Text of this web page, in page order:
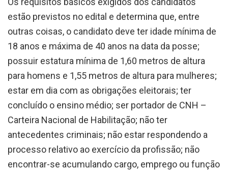
estão previstos no edital e determina que, entre
outras coisas, o candidato deve ter idade mínima de
18 anos e máxima de 40 anos na data da posse;
possuir estatura mínima de 1,60 metros de altura
para homens e 1,55 metros de altura para mulheres;
estar em dia com as obrigações eleitorais; ter
concluído o ensino médio; ser portador de CNH –
Carteira Nacional de Habilitação; não ter
antecedentes criminais; não estar respondendo a
processo relativo ao exercício da profissão; não
encontrar-se acumulando cargo, emprego ou função